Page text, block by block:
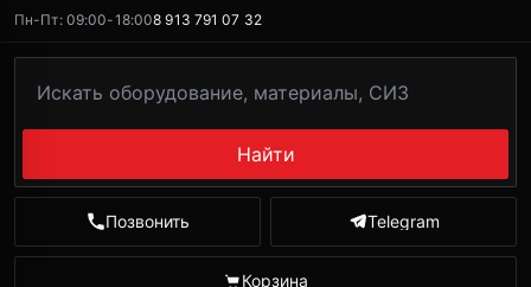
Пн-Пт: 09:00-18:008 913 791 07 32
Найти
Позвонить Telegram
Корзина